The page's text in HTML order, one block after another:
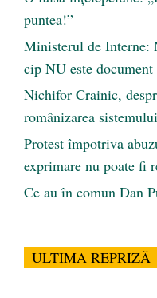
puntea!”
Ministerul de Interne:
cip NU este
Nichifor Crainic,
românizarea
Protest împotriva
exprimare nu poate fi
Ce au în comun Dan
ULTIMA REPRIZĂ